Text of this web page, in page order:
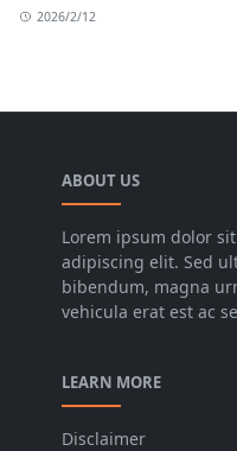
2026/2/12
ABOUT US
Lorem ipsum dolor
adipiscing elit. Sed
bibendum, magna
vehicula erat est ac
LEARN MORE
Disclaimer